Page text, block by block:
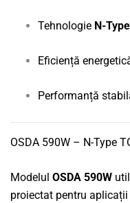
Tehnologie N-
Eficiență
Performanță
OSDA 590W – N-Type
Modelul OSDA 590W
proiectat pentru